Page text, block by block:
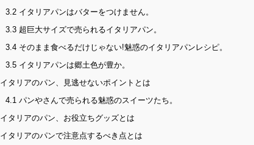
3.2イタリアパンはバターをつけません。
3.3超巨大サイズで売られるイタリアパン。
3.4そのまま食べるだけじゃない!魅惑のイタリアパンレシピ。
3.5イタリアパンは郷土色が豊か。
イタリアのパン、見逃せないポイントとは
4.1パンやさんで売られる魅惑のスイーツたち。
イタリアのパン、お役立ちグッズとは
イタリアのパンで注意点するべき点とは